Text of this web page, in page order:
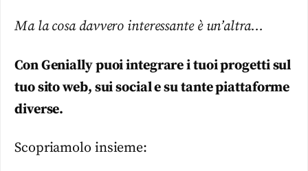
Ma la cosa davvero interessante è un’altra…
Con Genially puoi integrare i tuoi progetti sul
tuo sito web, sui social e su tante piattaforme
diverse.
Scopriamolo insieme: